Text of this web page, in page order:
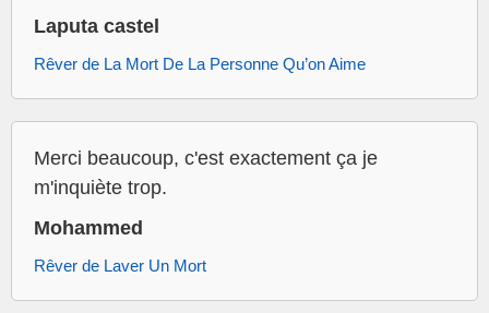
Laputa castel
Rêver de La Mort De La Personne Qu’on Aime
Merci beaucoup, c'est exactement ça je
m'inquiète trop.
Mohammed
Rêver de Laver Un Mort